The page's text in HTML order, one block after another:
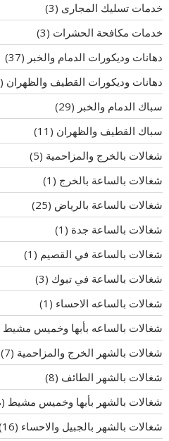
خدمات تسليك المجارى (3)
خدمات مكافحة الحشرات (3)
دهانات وديكورات الدمام والخبر (37)
دهانات وديكورات القطيف والظهران (31)
سباك الدمام والخبر (29)
سباك القطيف والظهران (11)
شغالات بالخرج والمزاحمية (5)
شغالات بالساعة بالخرج (1)
شغالات بالساعة بالرياض (25)
شغالات بالساعة جدة (1)
شغالات بالساعة في القصيم (1)
شغالات بالساعة في تبوك (3)
شغالات بالساعه الاحساء (1)
شغالات بالساعه بأبها وخميس مشيط
شغالات بالشهر الخرج والمزاحمية (7)
شغالات بالشهر الطائف (8)
شغالات بالشهر بأبها وخميس مشيط (8)
شغالات بالشهر بالجبيل والاحساء (16)